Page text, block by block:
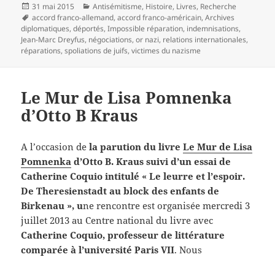
Publié
le
31 mai 2015 Catégories
Antisémitisme, Histoire, Livres, Recherche
Mots-
clés
accord franco-allemand,accord franco-américain,Archives
diplomatiques,déportés,Impossible réparation, indemnisations,
Jean-Marc Dreyfus, négociations,or nazi, relations internationales,
réparations,spoliations de juifs,victimes du nazisme
Le Mur de Lisa Pomnenka
d’Otto B Kraus
A l’occasion de la parution du livreLe Mur de Lisa
Pomnenka d’Otto B. Kraus suivi d’un essai de
Catherine Coquio intitulé « Le leurre et l’espoir.
De Theresienstadt au block des enfants de
Birkenau », une rencontre est organisée mercredi 3
juillet 2013 au Centre national du livre avec
Catherine Coquio, professeur de littérature
comparée à l’université Paris VII. Nous